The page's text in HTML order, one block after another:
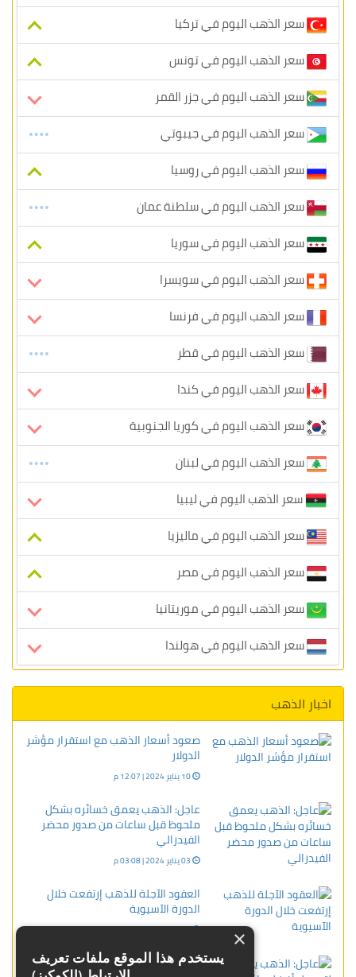
سعر الذهب اليوم في تركيا
سعر الذهب اليوم في تونس
سعر الذهب اليوم في جزر القمر
سعر الذهب اليوم في جيبوتي
سعر الذهب اليوم في روسيا
سعر الذهب اليوم في سلطنة عمان
سعر الذهب اليوم في سوريا
سعر الذهب اليوم في سويسرا
سعر الذهب اليوم في فرنسا
سعر الذهب اليوم في قطر
سعر الذهب اليوم في كندا
سعر الذهب اليوم في كوريا الجنوبية
سعر الذهب اليوم في لبنان
سعر الذهب اليوم في ليبيا
سعر الذهب اليوم في ماليزيا
سعر الذهب اليوم في مصر
سعر الذهب اليوم في موريتانيا
سعر الذهب اليوم في هولندا
اخبار الذهب
صعود أسعار الذهب مع استقرار مؤشر
الدولار
عاجل: الذهب يعمق خسائره بشكل
ملحوظ قبل ساعات من صدور محضر
الفيدرالي
العقود الآجلة للذهب إرتفعت خلال
الدورة الآسيوية
28 ديسمبر 2023 | 08:35 ص
عاجل: الذهب يتجه لتسجيل أفضل عامًا
×
يستخدم هذا الموقع ملفات تعريف